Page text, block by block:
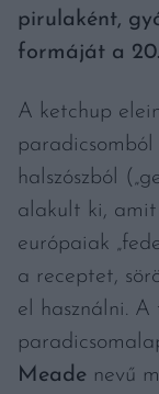
pirulaként,
formáját a
A ketchup
halszószból
alakult ki, amit
európaiak
a receptet,
el használni. A
Meade nevű